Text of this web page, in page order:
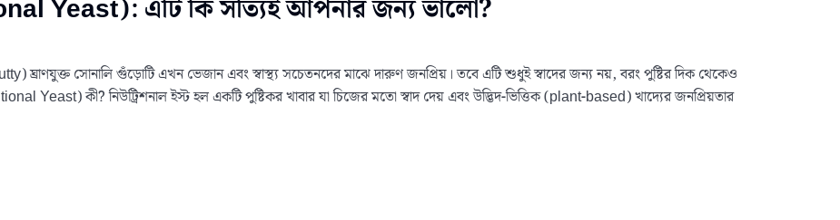
Yeast): এটি কি সত্যিই আপনার জন্য ভালো?
ঘ্রাণযুক্ত সোনালি গুঁড়োটি এখন ভেজান এবং স্বাস্থ্য সচেতনদের মাঝে দারুণ জনপ্রিয়। তবে এটি শুধুই স্বাদের জন্য নয়, বরং পুষ্টির দিক থেকেও
Yeast) কী? নিউট্রিশনাল ইস্ট হল একটি পুষ্টিকর খাবার যা চিজের মতো স্বাদ দেয় এবং উদ্ভিদ-ভিত্তিক (plant-based) খাদ্যের জনপ্রিয়তার